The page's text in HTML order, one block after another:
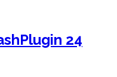
24